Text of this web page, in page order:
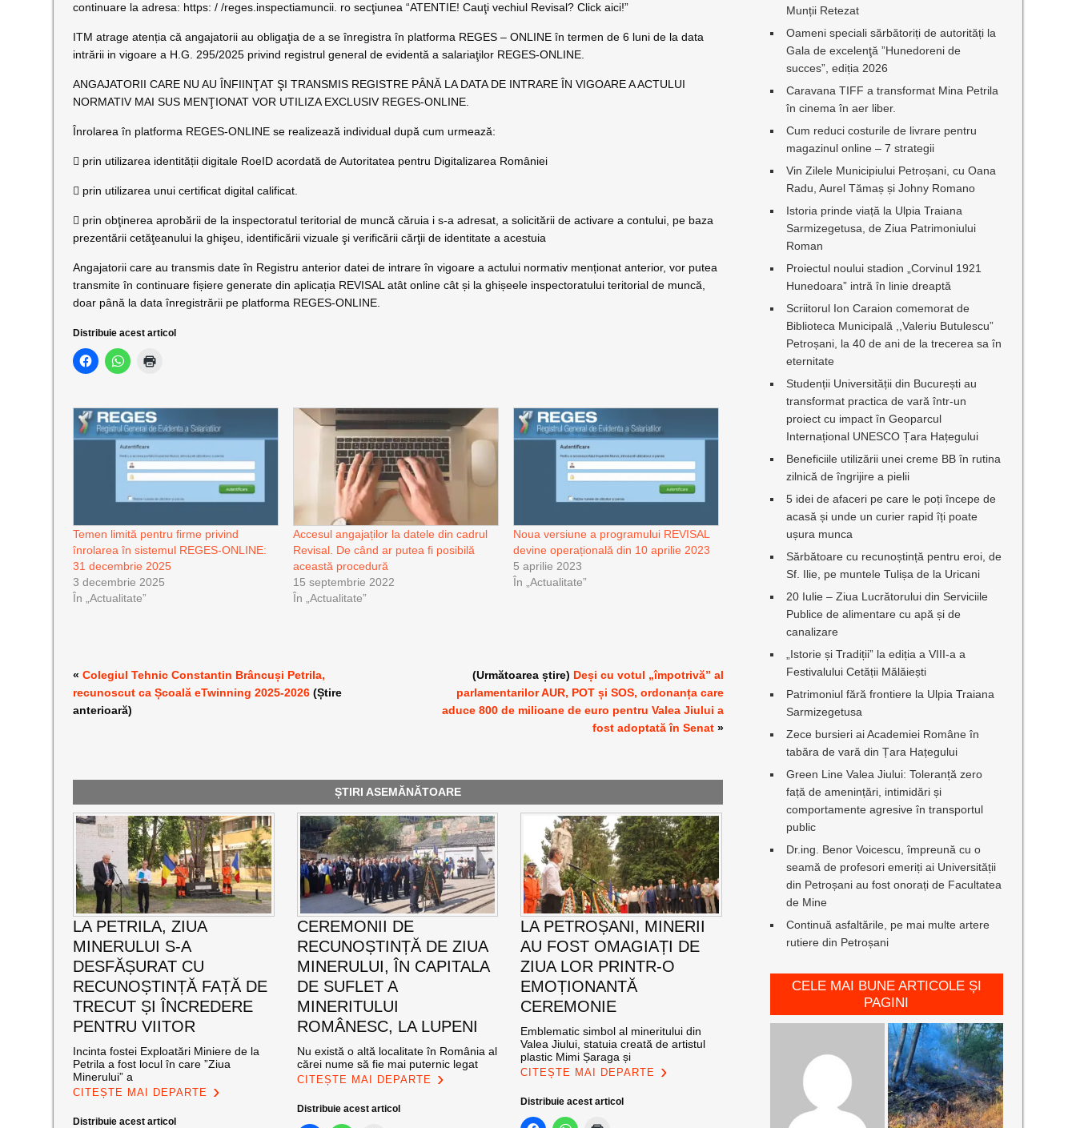
continuare la adresa: https: / /reges.inspectiamuncii. ro secţiunea “ATENTIE! Cauţi vechiul Revisal? Click aici!”
ITM atrage atenția că angajatorii au obligaţia de a se înregistra în platforma REGES – ONLINE în termen de 6 luni de la data
intrării in vigoare a H.G. 295/2025 privind registrul general de evidentă a salariaţilor REGES-ONLINE.
ANGAJATORII CARE NU AU ÎNFIINŢAT ŞI TRANSMIS REGISTRE PÂNĂ LA DATA DE INTRARE ÎN VIGOARE A ACTULUI
NORMATIV MAI SUS MENŢIONAT VOR UTILIZA EXCLUSIV REGES-ONLINE.
Înrolarea în platforma REGES-ONLINE se realizează individual după cum urmează:
 prin utilizarea identității digitale RoeID acordată de Autoritatea pentru Digitalizarea României
 prin utilizarea unui certificat digital calificat.
 prin obţinerea aprobării de la inspectoratul teritorial de muncă căruia i s-a adresat, a solicitării de activare a contului, pe baza
prezentării cetăţeanului la ghişeu, identificării vizuale şi verificării cărţii de identitate a acestuia
Angajatorii care au transmis date în Registru anterior datei de intrare în vigoare a actului normativ menționat anterior, vor putea
transmite în continuare fișiere generate din aplicația REVISAL atât online cât și la ghișeele inspectoratului teritorial de muncă,
doar până la data înregistrării pe platforma REGES-ONLINE.
Distribuie acest articol
Temen limită pentru firme privind
înrolarea în sistemul REGES-ONLINE:
31 decembrie 2025
3 decembrie 2025
În „Actualitate”
Accesul angajaților la datele din cadrul
Revisal. De când ar putea fi posibilă
această procedură
15 septembrie 2022
În „Actualitate”
Noua versiune a programului REVISAL
devine operațională din 10 aprilie 2023
5 aprilie 2023
În „Actualitate”
«Colegiul Tehnic Constantin Brâncuși Petrila,
recunoscut ca Școală eTwinning 2025-2026 (Știre
anterioară)
(Următoarea știre) Deși cu votul „împotrivă” al
parlamentarilor AUR, POT și SOS, ordonanța care
aduce 800 de milioane de euro pentru Valea Jiului a
fost adoptată în Senat »
ȘTIRI ASEMĂNĂTOARE
LA PETRILA, ZIUA
MINERULUI S-A
DESFĂȘURAT CU
RECUNOȘTINȚĂ FAȚĂ DE
TRECUT ȘI ÎNCREDERE
PENTRU VIITOR
Incinta fostei Exploatări Miniere de la
Petrila a fost locul în care ”Ziua
Minerului” a
CITEȘTE MAI DEPARTE
Distribuie acest articol
CEREMONII DE
RECUNOȘTINȚĂ DE ZIUA
MINERULUI, ÎN CAPITALA
DE SUFLET A
MINERITULUI
ROMÂNESC, LA LUPENI
Nu există o altă localitate în România al
cărei nume să fie mai puternic legat
CITEȘTE MAI DEPARTE
Distribuie acest articol
LA PETROȘANI, MINERII
AU FOST OMAGIAȚI DE
ZIUA LOR PRINTR-O
EMOȚIONANTĂ
CEREMONIE
Emblematic simbol al mineritului din
Valea Jiului, statuia creată de artistul
plastic Mimi Șaraga și
CITEȘTE MAI DEPARTE
Distribuie acest articol
Munții Retezat
Oameni speciali sărbătoriți de autorități la
Gala de excelenţă ”Hunedoreni de
succes”, ediția 2026
Caravana TIFF a transformat Mina Petrila
în cinema în aer liber.
Cum reduci costurile de livrare pentru
magazinul online – 7 strategii
Vin Zilele Municipiului Petroșani, cu Oana
Radu, Aurel Tămaș și Johny Romano
Istoria prinde viață la Ulpia Traiana
Sarmizegetusa, de Ziua Patrimoniului
Roman
Proiectul noului stadion „Corvinul 1921
Hunedoara” intră în linie dreaptă
Scriitorul Ion Caraion comemorat de
Biblioteca Municipală ,,Valeriu Butulescu”
Petroșani, la 40 de ani de la trecerea sa în
eternitate
Studenții Universității din București au
transformat practica de vară într-un
proiect cu impact în Geoparcul
Internațional UNESCO Țara Hațegului
Beneficiile utilizării unei creme BB în rutina
zilnică de îngrijire a pielii
5 idei de afaceri pe care le poți începe de
acasă și unde un curier rapid îți poate
ușura munca
Sărbătoare cu recunoștință pentru eroi, de
Sf. Ilie, pe muntele Tulișa de la Uricani
20 Iulie – Ziua Lucrătorului din Serviciile
Publice de alimentare cu apă și de
canalizare
„Istorie și Tradiții” la ediția a VIII-a a
Festivalului Cetății Mălăiești
Patrimoniul fără frontiere la Ulpia Traiana
Sarmizegetusa
Zece bursieri ai Academiei Române în
tabăra de vară din Țara Hațegului
Green Line Valea Jiului: Toleranță zero
față de amenințări, intimidări și
comportamente agresive în transportul
public
Dr.ing. Benor Voicescu, împreună cu o
seamă de profesori emeriți ai Universității
din Petroșani au fost onorați de Facultatea
de Mine
Continuă asfaltările, pe mai multe artere
rutiere din Petroșani
CELE MAI BUNE ARTICOLE ȘI
PAGINI